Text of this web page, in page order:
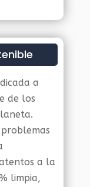
a
de los
a la
limpia,